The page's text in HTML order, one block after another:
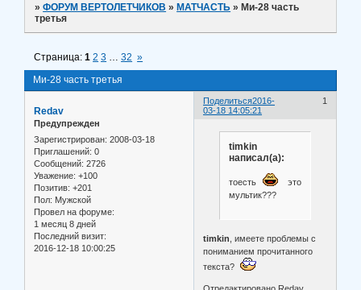
»ФОРУМ ВЕРТОЛЕТЧИКОВ » МАТЧАСТЬ » Ми-28 часть
третья
Ми-28 часть третья
Страница:1 2 3 … 32 »
Поделиться 1
2016-
03-18 14:05:21
Redav
Предупрежден
Зарегистрирован: 2008-03-18
Приглашений: 0
Сообщений: 2726
Уважение: +100
Позитив: +201
Пол: Мужской
Провел на форуме:
1 месяц 8 дней
Последний визит:
2016-12-18 10:00:25
timkin
написал(а):
тоесть
это
мультик???
timkin , имеете проблемы с
пониманием прочитанного
текста?